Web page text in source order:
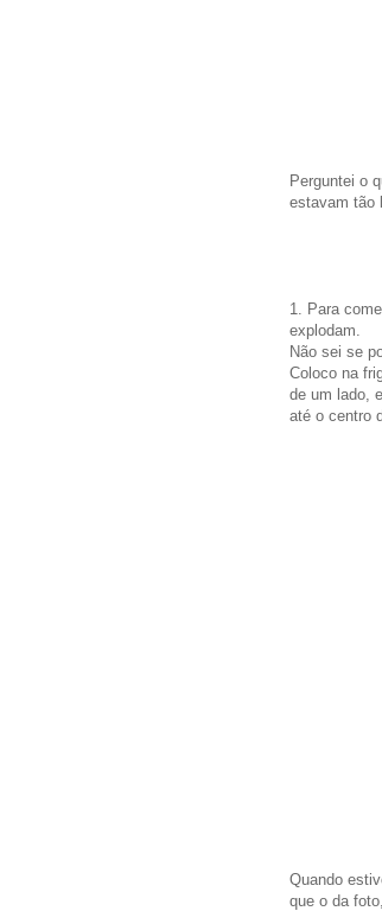
Perguntei o
estavam tão
1. Para
explodam.
Não sei se
Coloco na
de um lado,
até o centro
Quando
que o da